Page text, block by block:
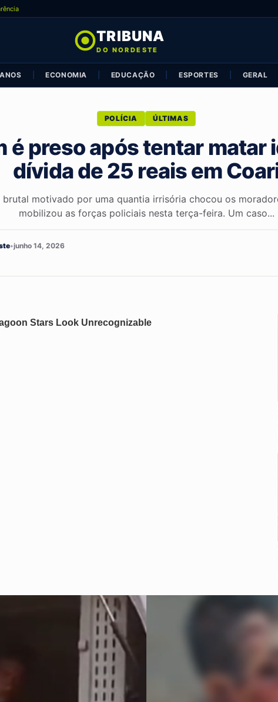
TRIBUNA
DO NORDESTE
ECONOMIA EDUCAÇÃO ESPORTES GERAL
POLÍCIA ÚLTIMAS
é preso após tentar matar
dívida de 25 reais em
brutal motivado por uma quantia irrisória chocou os
mobilizou as forças policiais nesta terça-feira. Um caso...
•junho 14, 2026